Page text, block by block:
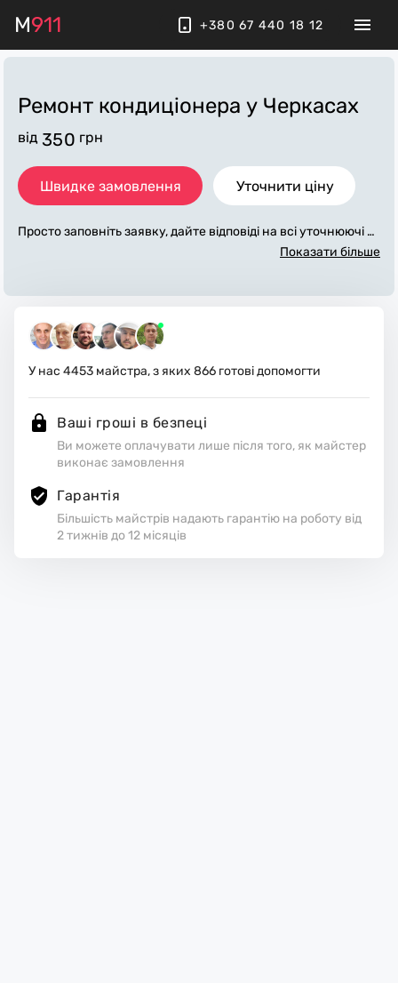
M911 +380 67 440 18 12
Ремонт кондиціонера у Черкасах
від 350 грн
Швидке замовлення Уточнити ціну
Просто заповніть заявку, дайте відповіді на всі уточнюючі за
питання по «ремонт кондиціонера». Ми зв'яжемося з вами
Виконавці стежать за чистотою та прибирають робоче місц
Показати більше
У нас 4453 майстра, з яких 866 готові допомогти
Ваші гроші в безпеці
Ви можете оплачувати лише після того, як майстер
виконає замовлення
Гарантія
Більшість майстрів надають гарантію на роботу від
2 тижнів до 12 місяців